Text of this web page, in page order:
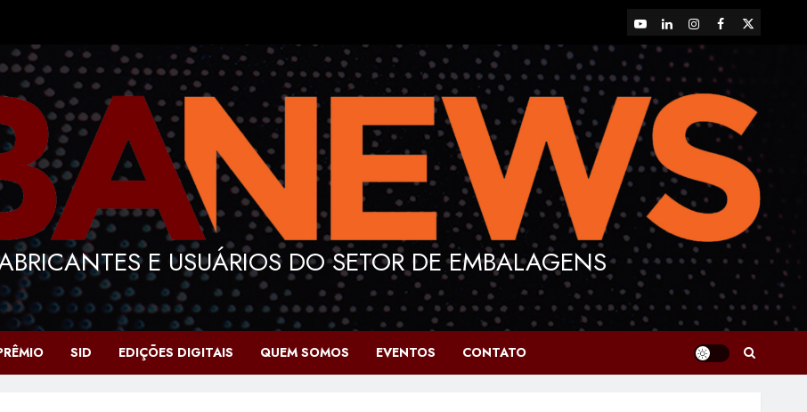
YouTubeLinkedInInstagram
Facebook
X
E USUÁRIOS DO SETOR DE EMBALAGENS
SID EDIÇÕES DIGITAIS QUEM SOMOS EVENTOS CONTATO